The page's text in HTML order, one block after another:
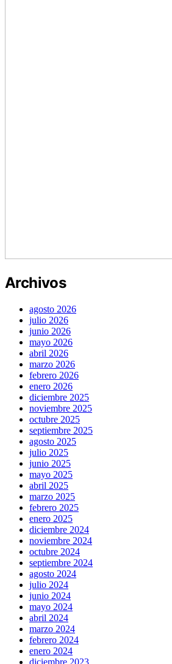
Archivos
agosto 2026
julio 2026
junio 2026
mayo 2026
abril 2026
marzo 2026
febrero 2026
enero 2026
diciembre 2025
noviembre 2025
octubre 2025
septiembre 2025
agosto 2025
julio 2025
junio 2025
mayo 2025
abril 2025
marzo 2025
febrero 2025
enero 2025
diciembre 2024
noviembre 2024
octubre 2024
septiembre 2024
agosto 2024
julio 2024
junio 2024
mayo 2024
abril 2024
marzo 2024
febrero 2024
enero 2024